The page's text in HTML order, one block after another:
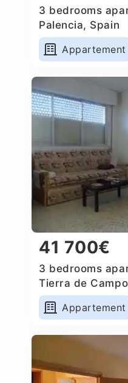
3 bedrooms
Palencia, Spain
Appartement
41 700€
3 bedrooms
Tierra de
Appartement